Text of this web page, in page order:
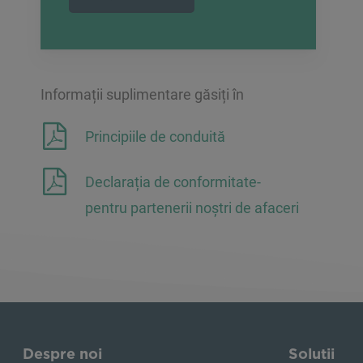
Informații suplimentare găsiți în
Principiile de conduită
Declarația de conformitate-
pentru partenerii noștri de afaceri
Despre noi Solutii